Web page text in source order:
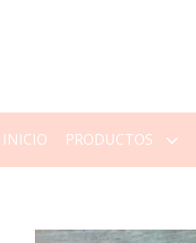
INICIO PRODUCTOS